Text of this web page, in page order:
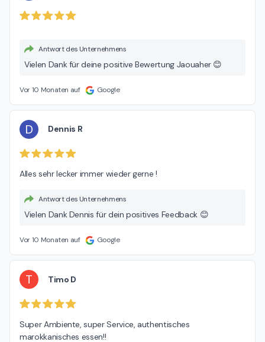
Antwort des Unternehmens
Vielen Dank für deine positive Bewertung Jaouaher 😊
Vor 10 Monaten auf Google
D Dennis R
Alles sehr lecker immer wieder gerne !
Antwort des Unternehmens
Vielen Dank Dennis für dein positives Feedback 😊
Vor 10 Monaten auf Google
T Timo D
Super Ambiente, super Service, authentisches
marokkanisches essen!!